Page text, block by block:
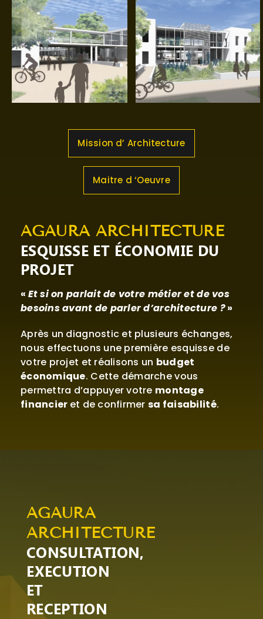
AGAURA ARCHITECTURE
ESQUISSE ET ÉCONOMIE DU
PROJET
« Et si on parlait de votre métier et de vos
besoins avant de parler d’architecture ?»
Après un diagnostic et plusieurs échanges,
nous effectuons une première esquisse de
votre projet et réalisons un budget
économique. Cette démarche vous
permettra d’appuyer votre montage
financier et de confirmersa faisabilité.
Mission d’ Architecture
Maitre d ‘Oeuvre
AGAURA
ARCHITECTURE
CONSULTATION,
EXECUTION
ET
RECEPTION